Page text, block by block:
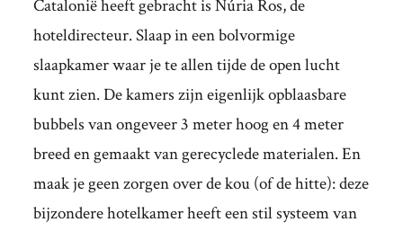
Catalonië heeft gebracht is Núria Ros, de
hoteldirecteur. Slaap in een bolvormige
slaapkamer waar je te allen tijde de open lucht
kunt zien. De kamers zijn eigenlijk opblaasbare
bubbels van ongeveer 3 meter hoog en 4 meter
breed en gemaakt van gerecyclede materialen. En
maak je geen zorgen over de kou (of de hitte): deze
bijzondere hotelkamer heeft een stil systeem van